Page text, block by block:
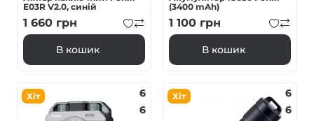
E03R V2.0, синій
1 660 грн
В кошик
(3400 mAh)
1 100 грн
В кошик
Хіт
6
6
Хіт
6
6